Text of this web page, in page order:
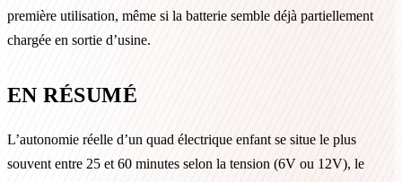
première utilisation, même si la batterie semble déjà partiellement
chargée en sortie d’usine.
EN RÉSUMÉ
L’autonomie réelle d’un quad électrique enfant se situe le plus
souvent entre 25 et 60 minutes selon la tension (6V ou 12V), le